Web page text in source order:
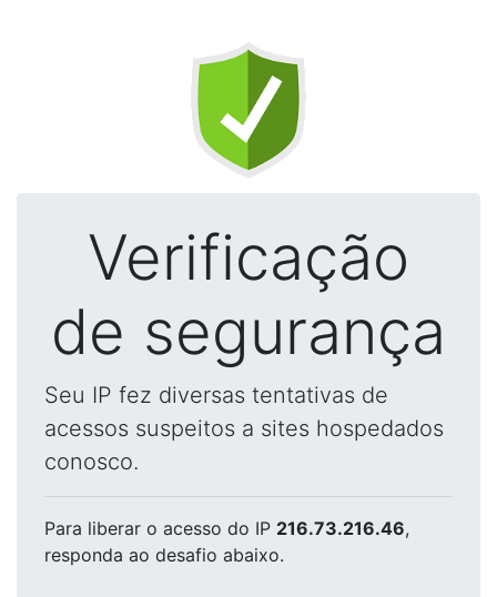
Verificação
de segurança
Seu IP fez diversas tentativas de
acessos suspeitos a sites hospedados
conosco.
Para liberar o acesso do IP 216.73.216.46,
responda ao desafio abaixo.